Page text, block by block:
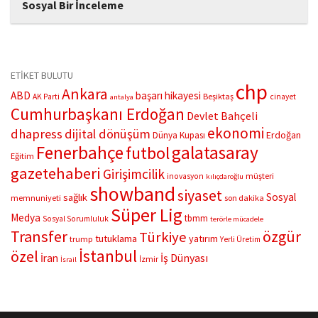
Sosyal Bir İnceleme
Mısyaar Nikahı ve Geçici Evlilik:Karşılaştırmalı Fıkhî ve Sosyal Bir
Beşeri Bilimler Fakültesi,...
ETİKET BULUTU
ABD AK Parti Ankara antalya başarı hikayesi Beşiktaş chp cinayet
Cumhurbaşkanı Erdoğan Devlet Bahçeli
dhapress dijital dönüşüm Dünya Kupası ekonomi Erdoğan
Eğitim Fenerbahçefutbolgalatasaray
gazetehaberi Girişimcilik inovasyon kılıçdaroğlu müşteri
memnuniyeti sağlık showbandsiyaset son dakika Sosyal
Medya Sosyal Sorumluluk Süper Lig tbmm terörle mücadele
Transfer trump tutuklama Türkiye yatırım Yerli Üretim özgür
özel İran İsrail İstanbul İzmir İş Dünyası